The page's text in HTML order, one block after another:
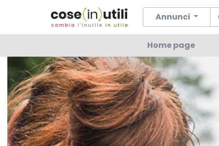
Annunci
Home page